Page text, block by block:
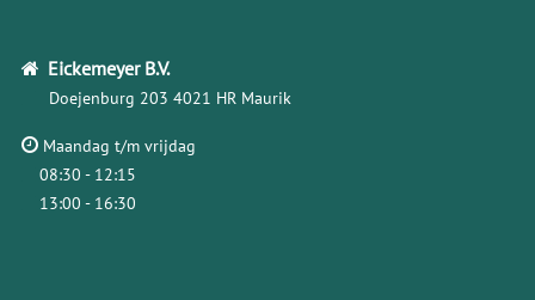
Eickemeyer B.V.
Doejenburg 203 4021 HR Maurik
Maandag t/m vrijdag
08:30 - 12:15
13:00 - 16:30